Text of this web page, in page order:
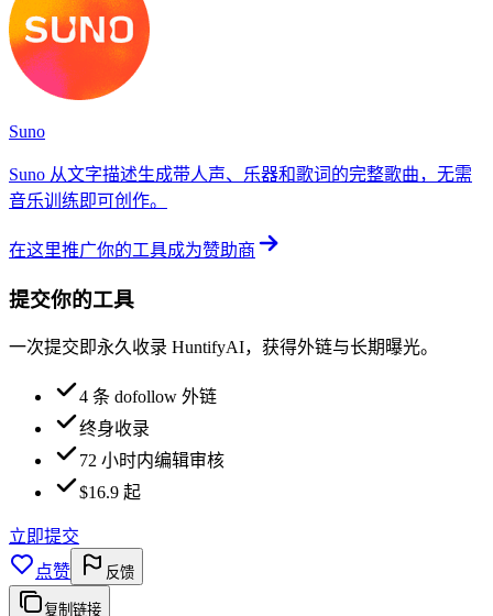
Suno
Suno 从文字描述生成带人声、乐器和歌词的完整歌曲，无需
音乐训练即可创作。
在这里推广你的工具成为赞助商
提交你的工具
一次提交即永久收录 HuntifyAI，获得外链与长期曝光。
4 条 dofollow 外链
终身收录
72 小时内编辑审核
$16.9 起
立即提交
点赞
反馈
复制链接